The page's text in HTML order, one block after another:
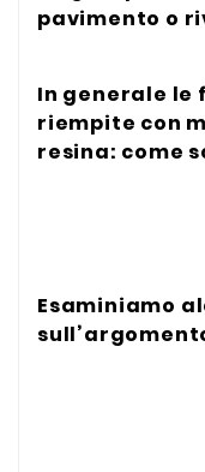
pavimento o
In generale le
riempite con
resina: come
Esaminiamo